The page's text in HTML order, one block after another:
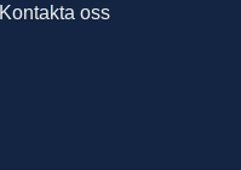
Kontakta oss